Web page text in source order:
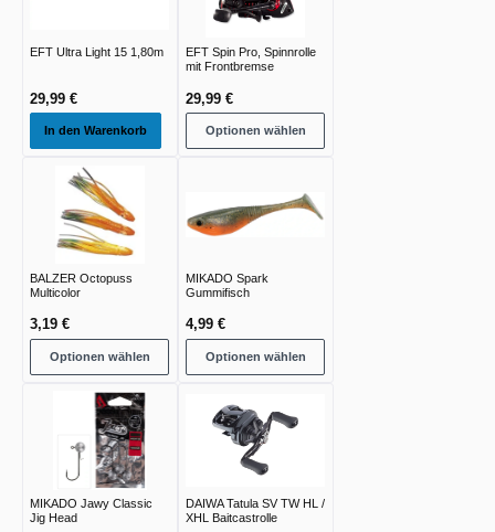
EFT Ultra Light 15 1,80m
29,99 €
In den Warenkorb
EFT Spin Pro, Spinnrolle
mit Frontbremse
29,99 €
Optionen wählen
BALZER Octopuss
Multicolor
3,19 €
Optionen wählen
MIKADO Spark
Gummifisch
4,99 €
Optionen wählen
MIKADO Jawy Classic
Jig Head
DAIWA Tatula SV TW HL /
XHL Baitcastrolle